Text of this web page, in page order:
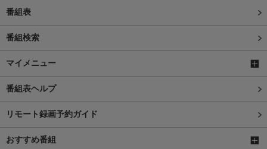
番組表
番組検索
マイメニュー
番組表ヘルプ
リモート録画予約ガイド
おすすめ番組